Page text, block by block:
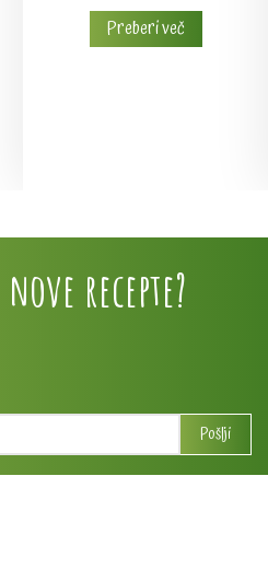
Preberi več
recepte?
Pošlji